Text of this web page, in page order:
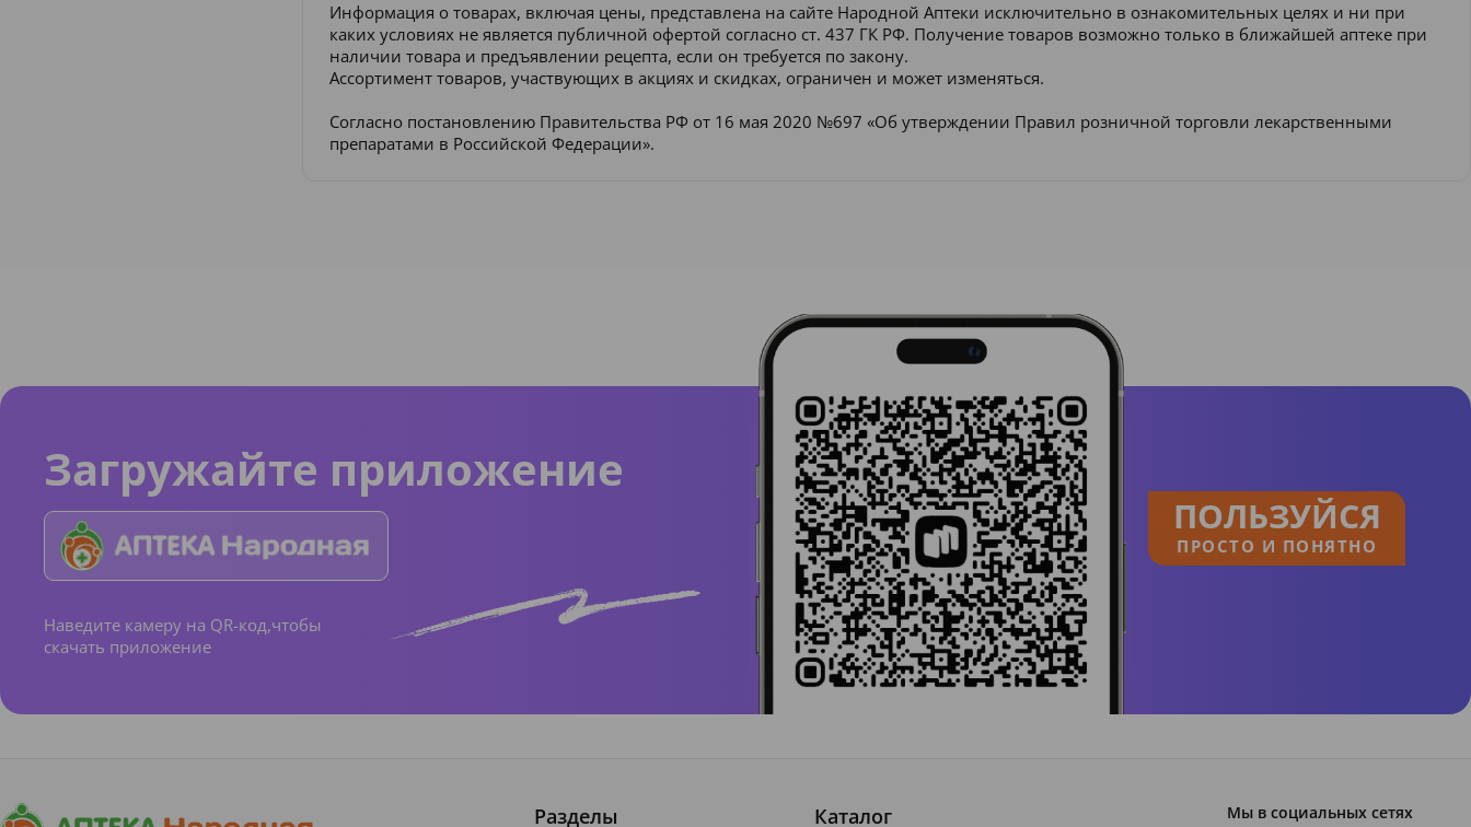
Информация о товарах, включая цены, представлена на сайте Народной Аптеки исключительно в ознакомительных целях и ни при
каких условиях не является публичной офертой согласно ст. 437 ГК РФ. Получение товаров возможно только в ближайшей аптеке при
наличии товара и предъявлении рецепта, если он требуется по закону.
Ассортимент товаров, участвующих в акциях и скидках, ограничен и может изменяться.
Согласно постановлению Правительства РФ от 16 мая 2020 №697 «Об утверждении Правил розничной торговли лекарственными
препаратами в Российской Федерации».
Загружайте приложение
Наведите камеру на QR-код,чтобы
скачать приложение
ПОЛЬЗУЙСЯ
ПРОСТО И ПОНЯТНО
Разделы Каталог Мы в социальных сетях